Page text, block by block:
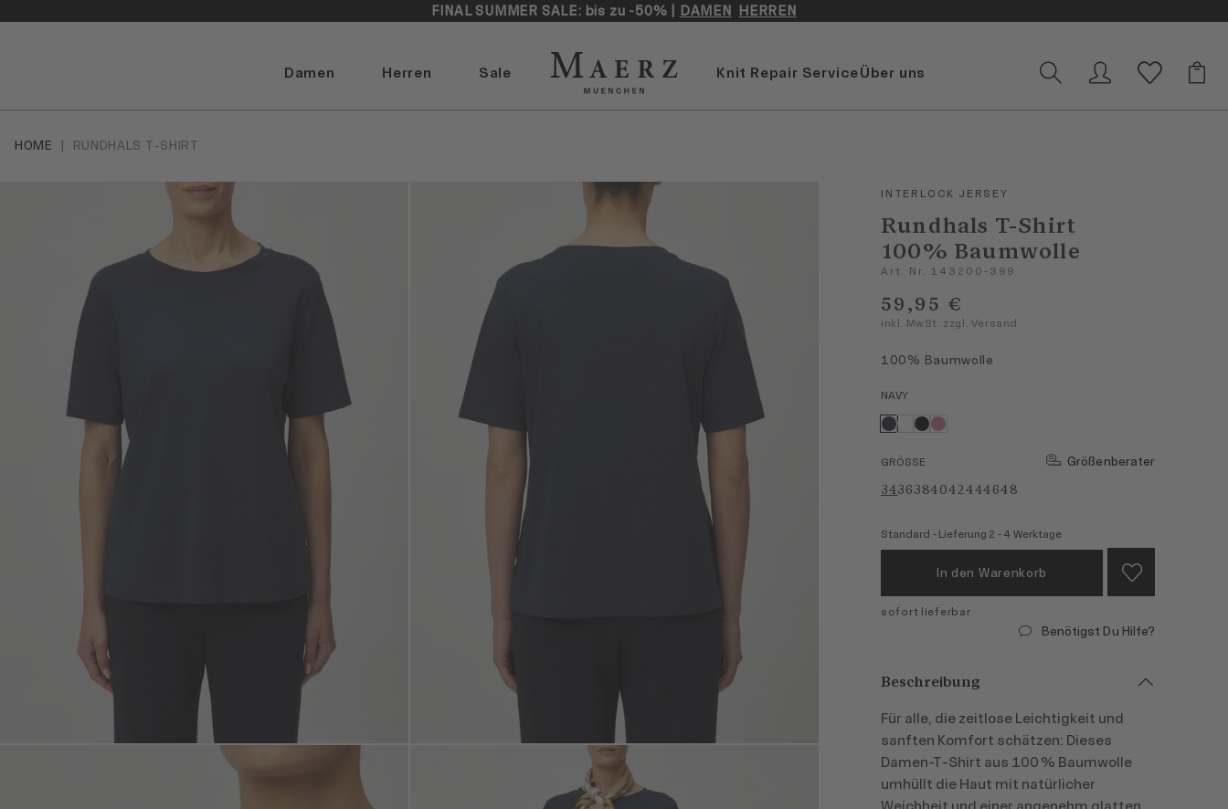
FINAL SUMMER SALE: bis zu -50% | DAMEN HERREN
Damen Herren Sale Knit Repair ServiceÜber uns
HOME RUNDHALS T-SHIRT
Artikelbilder überspringen
INTERLOCK JERSEY
Rundhals T-Shirt
100% Baumwolle
Art. Nr. 143200-399
59,95 €
inkl. MwSt. zzgl. Versand
100% Baumwolle
NAVY
GRÖSSE
Größenberater
3436384042444648
Standard - Lieferung 2 - 4 Werktage
In den Warenkorb
sofort lieferbar
Benötigst Du Hilfe?
Beschreibung
Für alle, die zeitlose Leichtigkeit und
sanften Komfort schätzen: Dieses
Damen‑T‑Shirt aus 100 % Baumwolle
umhüllt die Haut mit natürlicher